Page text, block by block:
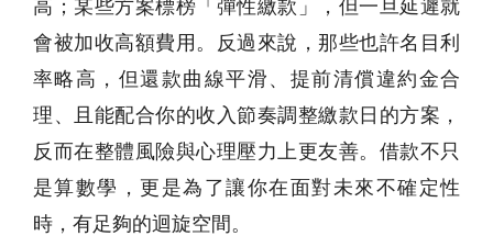
高；某些方案標榜「彈性繳款」，但一旦延遲就
會被加收高額費用。反過來說，那些也許名目利
率略高，但還款曲線平滑、提前清償違約金合
理、且能配合你的收入節奏調整繳款日的方案，
反而在整體風險與心理壓力上更友善。借款不只
是算數學，更是為了讓你在面對未來不確定性
時，有足夠的迴旋空間。